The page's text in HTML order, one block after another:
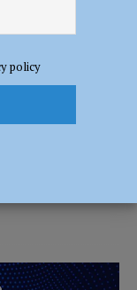
i corsi attivati a
della
policy